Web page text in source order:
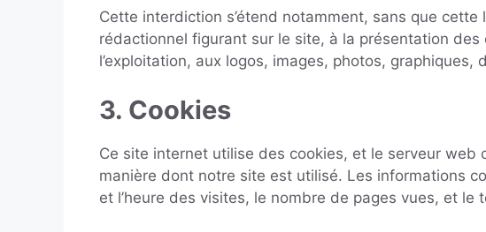
Cette interdiction s’étend notamment, sans que
rédactionnel figurant sur le site, à la présentation des
l’exploitation, aux logos, images, photos, graphiques,
3. Cookies
Ce site internet utilise des cookies, et le serveur web
manière dont notre site est utilisé. Les informations
et l’heure des visites, le nombre de pages vues, et le